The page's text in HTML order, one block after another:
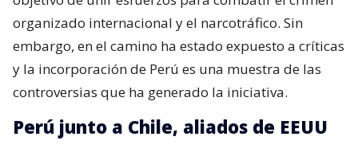
organizado internacional y el narcotráfico. Sin
embargo, en el camino ha estado expuesto a críticas
y la incorporación de Perú es una muestra de las
controversias que ha generado la iniciativa.
Perú junto a Chile, aliados de EEUU